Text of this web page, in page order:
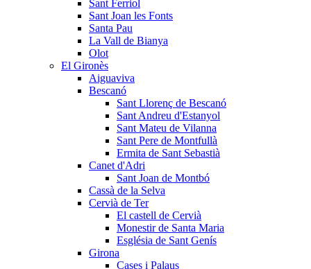
Sant Ferriol
Sant Joan les Fonts
Santa Pau
La Vall de Bianya
Olot
El Gironès
Aiguaviva
Bescanó
Sant Llorenç de Bescanó
Sant Andreu d'Estanyol
Sant Mateu de Vilanna
Sant Pere de Montfullà
Ermita de Sant Sebastià
Canet d'Adri
Sant Joan de Montbó
Cassà de la Selva
Cervià de Ter
El castell de Cervià
Monestir de Santa Maria
Església de Sant Genís
Girona
Cases i Palaus